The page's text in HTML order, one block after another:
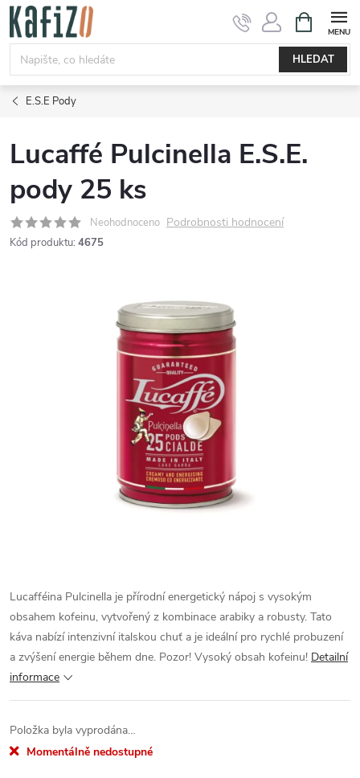
Přejít
obsah
HLEDAT
NÁKUPNÍ
KOŠÍK
E.S.E Pody
Lucaffé Pulcinella E.S.E.
pody 25 ks
Neohodnoceno Podrobnosti hodnocení
Kód produktu: 4675
Lucafféina Pulcinella je přírodní energetický nápoj s vysokým
obsahem kofeinu, vytvořený z kombinace arabiky a robusty. Tato
káva nabízí intenzivní italskou chuť a je ideální pro rychlé probuzení
a zvýšení energie během dne. Pozor! Vysoký obsah kofeinu! Detailní
informace
Položka byla vyprodána…
Momentálně nedostupné